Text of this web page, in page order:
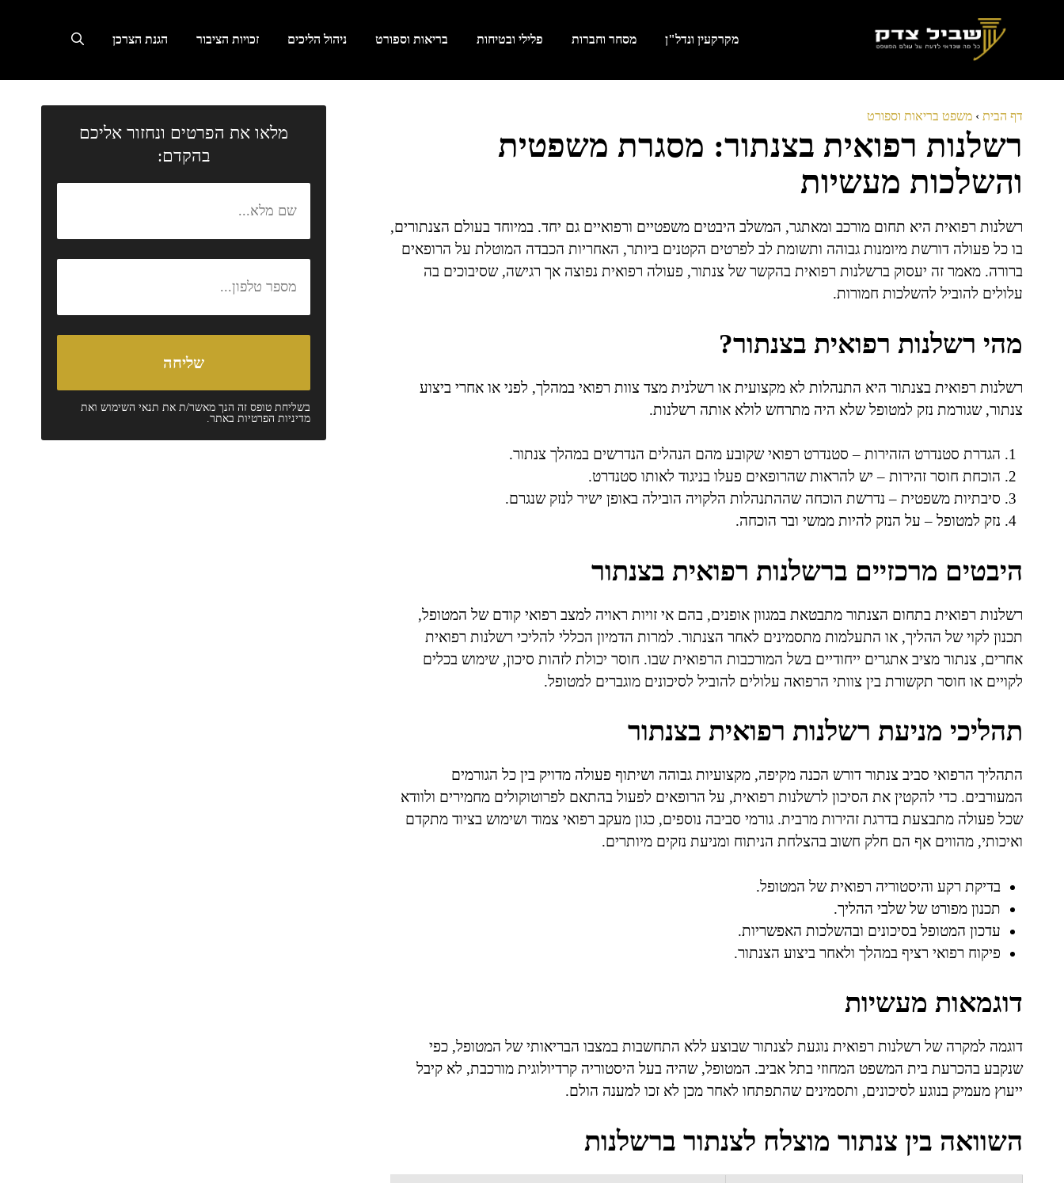
מקרקעין ונדל"ן מסחר וחברות פלילי ובטיחות בריאות וספורט ניהול הליכים זכויות הציבור הגנת הצרכן
דף הבית › משפט בריאות וספורט
רשלנות רפואית בצנתור: מסגרת משפטית
והשלכות מעשיות
רשלנות רפואית היא תחום מורכב ומאתגר, המשלב היבטים משפטיים ורפואיים גם יחד. במיוחד בעולם הצנתורים,
בו כל פעולה דורשת מיומנות גבוהה ותשומת לב לפרטים הקטנים ביותר, האחריות הכבדה המוטלת על הרופאים
ברורה. מאמר זה יעסוק ברשלנות רפואית בהקשר של צנתור, פעולה רפואית נפוצה אך רגישה, שסיבוכים בה
עלולים להוביל להשלכות חמורות.
מהי רשלנות רפואית בצנתור?
רשלנות רפואית בצנתור היא התנהלות לא מקצועית או רשלנית מצד צוות רפואי במהלך, לפני או אחרי ביצוע
צנתור, שגורמת נזק למטופל שלא היה מתרחש לולא אותה רשלנות.
הגדרת סטנדרט הזהירות – סטנדרט רפואי שקובע מהם הנהלים הנדרשים במהלך צנתור.
הוכחת חוסר זהירות – יש להראות שהרופאים פעלו בניגוד לאותו סטנדרט.
סיבתיות משפטית – נדרשת הוכחה שההתנהלות הלקויה הובילה באופן ישיר לנזק שנגרם.
נזק למטופל – על הנזק להיות ממשי ובר הוכחה.
היבטים מרכזיים ברשלנות רפואית בצנתור
רשלנות רפואית בתחום הצנתור מתבטאת במגוון אופנים, בהם אי זויות ראויה למצב רפואי קודם של המטופל,
תכנון לקוי של ההליך, או התעלמות מתסמינים לאחר הצנתור. למרות הדמיון הכללי להליכי רשלנות רפואית
אחרים, צנתור מציב אתגרים ייחודיים בשל המורכבות הרפואית שבו. חוסר יכולת לזהות סיכון, שימוש בכלים
לקויים או חוסר תקשורת בין צוותי הרפואה עלולים להוביל לסיכונים מוגברים למטופל.
תהליכי מניעת רשלנות רפואית בצנתור
התהליך הרפואי סביב צנתור דורש הכנה מקיפה, מקצועיות גבוהה ושיתוף פעולה מדויק בין כל הגורמים
המעורבים. כדי להקטין את הסיכון לרשלנות רפואית, על הרופאים לפעול בהתאם לפרוטוקולים מחמירים ולוודא
שכל פעולה מתבצעת בדרגת זהירות מרבית. גורמי סביבה נוספים, כגון מעקב רפואי צמוד ושימוש בציוד מתקדם
ואיכותי, מהווים אף הם חלק חשוב בהצלחת הניתוח ומניעת נזקים מיותרים.
בדיקת רקע והיסטוריה רפואית של המטופל.
תכנון מפורט של שלבי ההליך.
עדכון המטופל בסיכונים ובהשלכות האפשריות.
פיקוח רפואי רציף במהלך ולאחר ביצוע הצנתור.
דוגמאות מעשיות
דוגמה למקרה של רשלנות רפואית נוגעת לצנתור שבוצע ללא התחשבות במצבו הבריאותי של המטופל, כפי
שנקבע בהכרעת בית המשפט המחוזי בתל אביב. המטופל, שהיה בעל היסטוריה קרדיולוגית מורכבת, לא קיבל
ייעוץ מעמיק בנוגע לסיכונים, ותסמינים שהתפתחו לאחר מכן לא זכו למענה הולם.
השוואה בין צנתור מוצלח לצנתור ברשלנות
מלאו את הפרטים ונחזור אליכם
בהקדם:
בשליחת טופס זה הנך מאשר/ת את תנאי השימושואת
מדיניות הפרטיותבאתר.